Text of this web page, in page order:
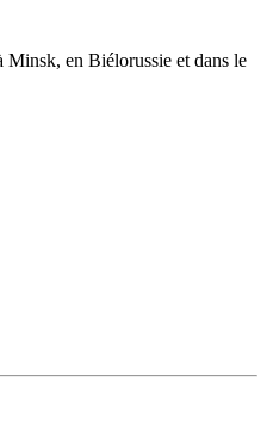
Minsk, en Biélorussie et dans le